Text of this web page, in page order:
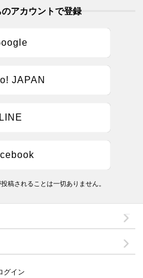
アカウントで登録
JAPAN
LINE
稿されることは一切ありません。
グイン